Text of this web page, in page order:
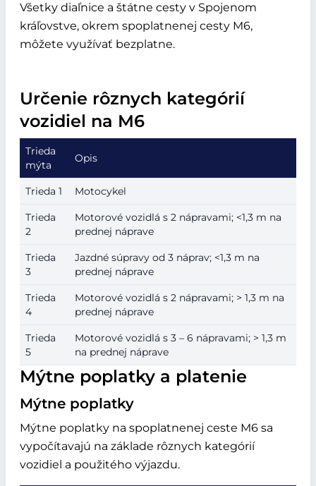
Všetky diaľnice a štátne cesty v Spojenom
kráľovstve, okrem spoplatnenej cesty M6,
môžete využívať bezplatne.
Určenie rôznych kategórií
vozidiel na M6
Trieda
mýta
Opis
Trieda 1 Motocykel
Trieda
2
Motorové vozidlá s 2 nápravami; <1,3 m na
prednej náprave
Trieda
3
Jazdné súpravy od 3 náprav; <1,3 m na
prednej náprave
Trieda
4
Motorové vozidlá s 2 nápravami; > 1,3 m na
prednej náprave
Trieda
5
Motorové vozidlá s 3 – 6 nápravami; > 1,3 m
na prednej náprave
Mýtne poplatky a platenie
Mýtne poplatky
Mýtne poplatky na spoplatnenej ceste M6 sa
vypočítavajú na základe rôznych kategórií
vozidiel a použitého výjazdu.